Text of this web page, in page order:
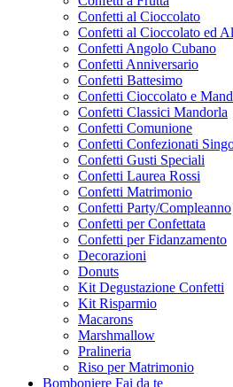
Confetti al Cioccolato
Confetti al Cioccolato ed
Confetti Angolo Cubano
Confetti Anniversario
Confetti Battesimo
Confetti Cioccolato e
Confetti Classici Mandorla
Confetti Comunione
Confetti Confezionati
Confetti Gusti Speciali
Confetti Laurea Rossi
Confetti Matrimonio
Confetti Party/Compleanno
Confetti per Confettata
Confetti per Fidanzamento
Decorazioni
Donuts
Kit Degustazione Confetti
Kit Risparmio
Macarons
Marshmallow
Pralineria
Riso per Matrimonio
Bomboniere Fai da te